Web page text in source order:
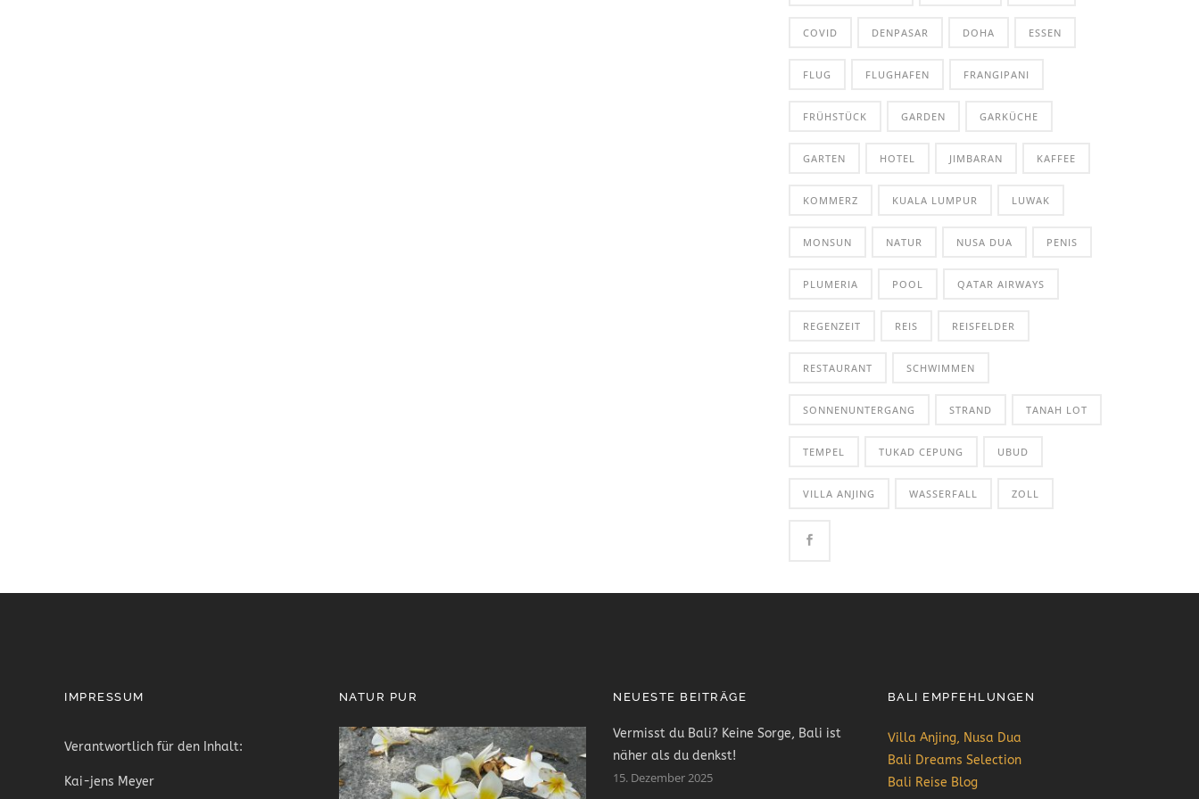
COVID DENPASAR DOHA ESSEN
FLUG FLUGHAFEN FRANGIPANI
FRÜHSTÜCK GARDEN GARKÜCHE
GARTEN HOTEL JIMBARAN KAFFEE
KOMMERZ KUALA LUMPUR LUWAK
MONSUN NATUR NUSA DUA PENIS
PLUMERIA POOL QATAR AIRWAYS
REGENZEIT REIS REISFELDER
RESTAURANT SCHWIMMEN
SONNENUNTERGANG STRAND TANAH LOT
TEMPEL TUKAD CEPUNG UBUD
VILLA ANJING WASSERFALL ZOLL
IMPRESSUM
Verantwortlich für den Inhalt:
Kai-jens Meyer
NATUR PUR NEUESTE BEITRÄGE
Vermisst du Bali? Keine Sorge, Bali ist
näher als du denkst!
15. Dezember 2025
BALI EMPFEHLUNGEN
Villa Anjing, Nusa Dua
Bali Dreams Selection
Bali Reise Blog